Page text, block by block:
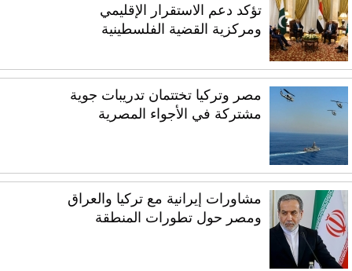
تؤكد دعم الاستقرار الإقليمي
ومركزية القضية الفلسطينية
مصر وتركيا تختتمان تدريبات جوية
مشتركة في الأجواء المصرية
مشاورات إيرانية مع تركيا والعراق
ومصر حول تطورات المنطقة